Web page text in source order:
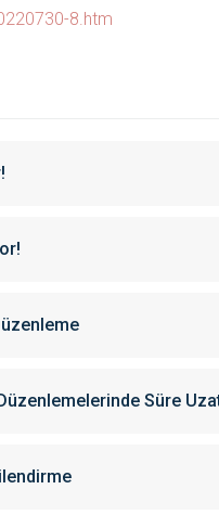
8.htm
Süre